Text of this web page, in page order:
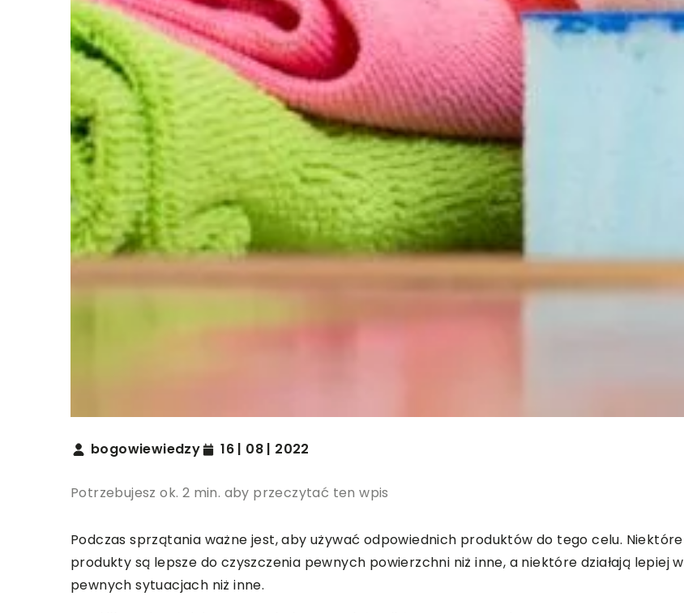
bogowiewiedzy 16 | 08 | 2022
Potrzebujesz ok. 2 min. aby przeczytać ten wpis
Podczas sprzątania ważne jest, aby używać odpowiednich produktów do tego celu. Niektóre
produkty są lepsze do czyszczenia pewnych powierzchni niż inne, a niektóre działają lepiej w
pewnych sytuacjach niż inne.